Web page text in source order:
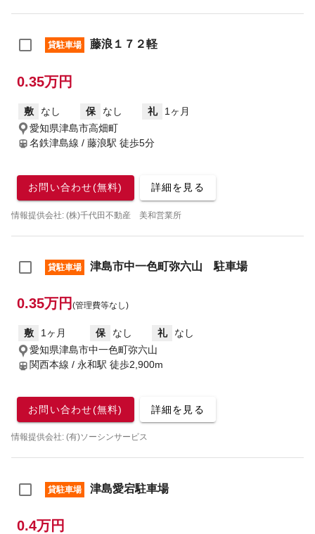
貸駐車場 藤浪１７２軽
0.35万円
敷 なし 保 なし 礼
1ヶ月
愛知県津島市高畑町
名鉄津島線 / 藤浪駅 徒歩5分
お問い合わせ(無料) 詳細を見る
情報提供会社: (株)千代田不動産 美和営業所
貸駐車場 津島市中一色町弥六山 駐車場
0.35万円 (管理費等なし)
敷 1ヶ月 保 なし 礼
なし
愛知県津島市中一色町弥六山
関西本線 / 永和駅 徒歩2,900m
お問い合わせ(無料) 詳細を見る
情報提供会社: (有)ソーシンサービス
貸駐車場 津島愛宕駐車場
0.4万円